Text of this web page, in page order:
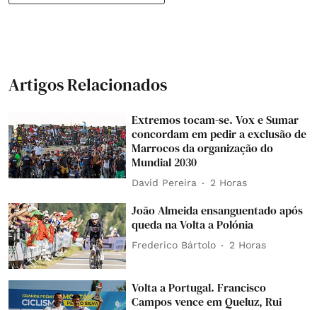
Artigos Relacionados
Extremos tocam-se. Vox e Sumar
concordam em pedir a exclusão de
Marrocos da organização do
Mundial 2030
David Pereira 2 Horas
João Almeida ensanguentado após
queda na Volta a Polónia
Frederico Bártolo 2 Horas
Volta a Portugal. Francisco
Campos vence em Queluz, Rui